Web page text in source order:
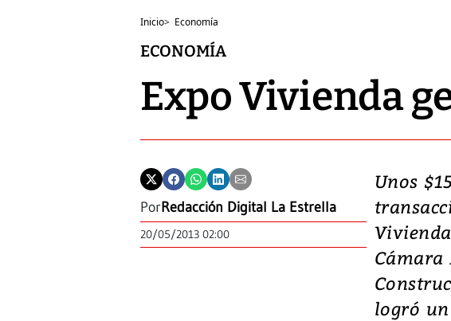
Inicio> Economía
ECONOMÍA
Expo Vivienda
PorRedacción Digital La Estrella
20/05/2013 02:00
Unos
Cámara
logró un